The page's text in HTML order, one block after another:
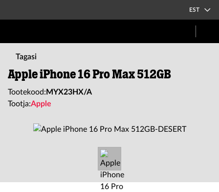
EST
Tagasi
Apple iPhone 16 Pro Max 512GB
Tootekood: MYX23HX/A
Tootja:Apple